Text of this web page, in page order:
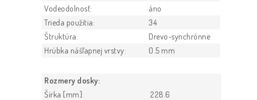
Vodeodolnosť:
áno
Trieda použitia:
34
Štruktúra:
Drevo-synchrónne
Hrúbka nášľapnej vrstvy:
0.5 mm
Rozmery dosky:
Šírka [mm]:
228.6